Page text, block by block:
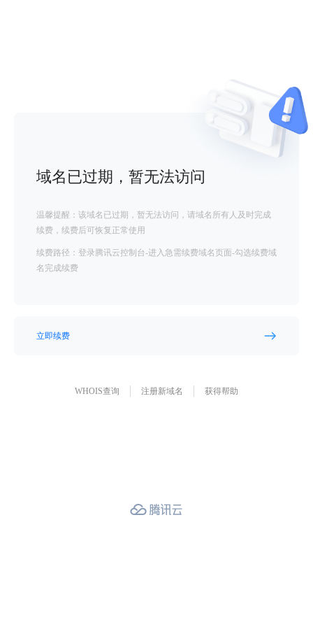
域名已过期，暂无法访问
温馨提醒：该域名已过期，暂无法访问，请域名所有人及时完成
续费，续费后可恢复正常使用
续费路径：登录腾讯云控制台-进入急需续费域名页面-勾选续费域
名完成续费
立即续费
WHOIS查询 注册新域名 获得帮助